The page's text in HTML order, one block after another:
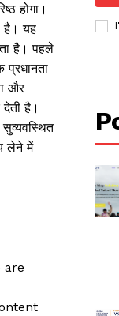
होगा।
है। यह
है। पहले
प्रधानता
और
है।
लेने में
are